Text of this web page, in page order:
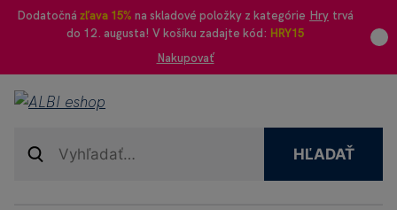
Dodatočná zľava 15% na skladové položky z kategórie Hry trvá
do 12. augusta! V košíku zadajte kód: HRY15
Nakupovať
HĽADAŤ